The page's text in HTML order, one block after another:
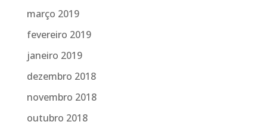
março 2019
fevereiro 2019
janeiro 2019
dezembro 2018
novembro 2018
outubro 2018